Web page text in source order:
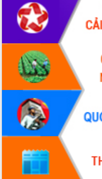
Xã Ea Kar bước chuyển mình trong
công tác cải cách hành chính mô hình
mới
UBND tỉnh họp báo định kỳ tháng 4
năm 2026
Hội thảo khoa học “Giải pháp thúc đẩy
phát triển nền kinh tế xanh tại tỉnh
Đắk Lắk”
Tăng cường giám sát, đôn đốc thực
hiện nhiệm vụ quản lý tài sản công
hàng tuần
Tháo gỡ những vướng mắc, đẩy mạnh
công tác cải cách thủ tục hành chính
tại Trung tâm Phục vụ hành chính
công tỉnh
Đắk Lắk: Tôn vinh 46 giải pháp tại Hội
thi Sáng tạo Kỹ thuật 2024 - 2025